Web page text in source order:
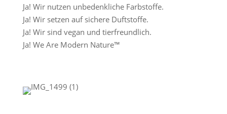
Ja! Wir nutzen unbedenkliche Farbstoffe.
Ja! Wir setzen auf sichere Duftstoffe.
Ja! Wir sind vegan und tierfreundlich.
Ja! We Are Modern Nature™